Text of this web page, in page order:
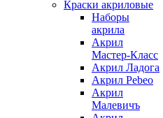
Краски акриловые
Наборы
акрила
Акрил
Мастер-Класс
Акрил Ладога
Акрил Pebeo
Акрил
Малевичъ